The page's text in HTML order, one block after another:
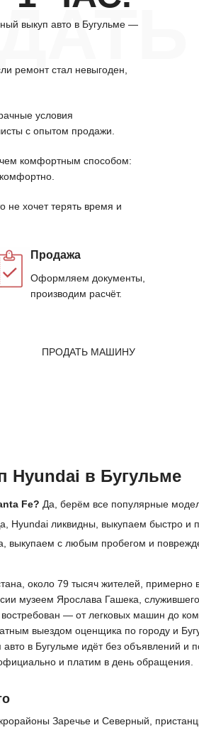
выкуп авто в Бугульме —
ремонт стал невыгоден,
условия
с опытом продажи.
комфортным способом:
не хочет терять время и
Продажа
Оформляем документы,
производим расчёт.
ПРОДАТЬ МАШИНУ
в Бугульме
Fe? Да, берём все популярные
Hyundai ликвидны, выкупаем быстро и
выкупаем с любым пробегом и
около 79 тысяч жителей,
музеем Ярослава Гашека,
— от легковых машин до
выездом оценщика по городу и
в Бугульме идёт без объявлений
и платим в день обращения.
Заречье и Северный,